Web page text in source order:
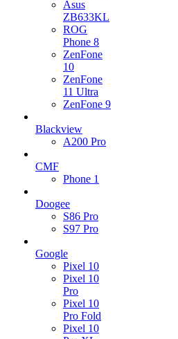
Asus
ZB633KL
ROG
Phone 8
ZenFone
10
ZenFone
11 Ultra
ZenFone 9
Blackview
A200 Pro
CMF
Phone 1
Doogee
S86 Pro
S97 Pro
Google
Pixel 10
Pixel 10
Pro
Pixel 10
Pro Fold
Pixel 10